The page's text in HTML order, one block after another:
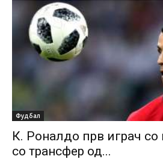
Фудбал
К. Роналдо прв играч со
со трансфер од...